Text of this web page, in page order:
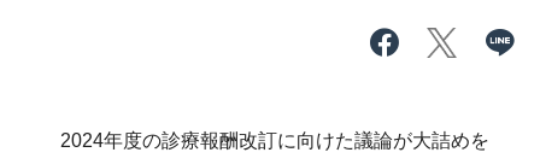
2024年度の診療報酬改訂に向けた議論が大詰めを